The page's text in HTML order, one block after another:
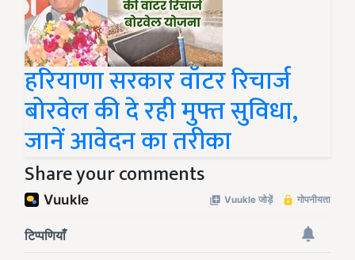
हरियाणा सरकार वॉटर रिचार्ज
बोरवेल की दे रही मुफ्त सुविधा,
जानें आवेदन का तरीका
Share your comments